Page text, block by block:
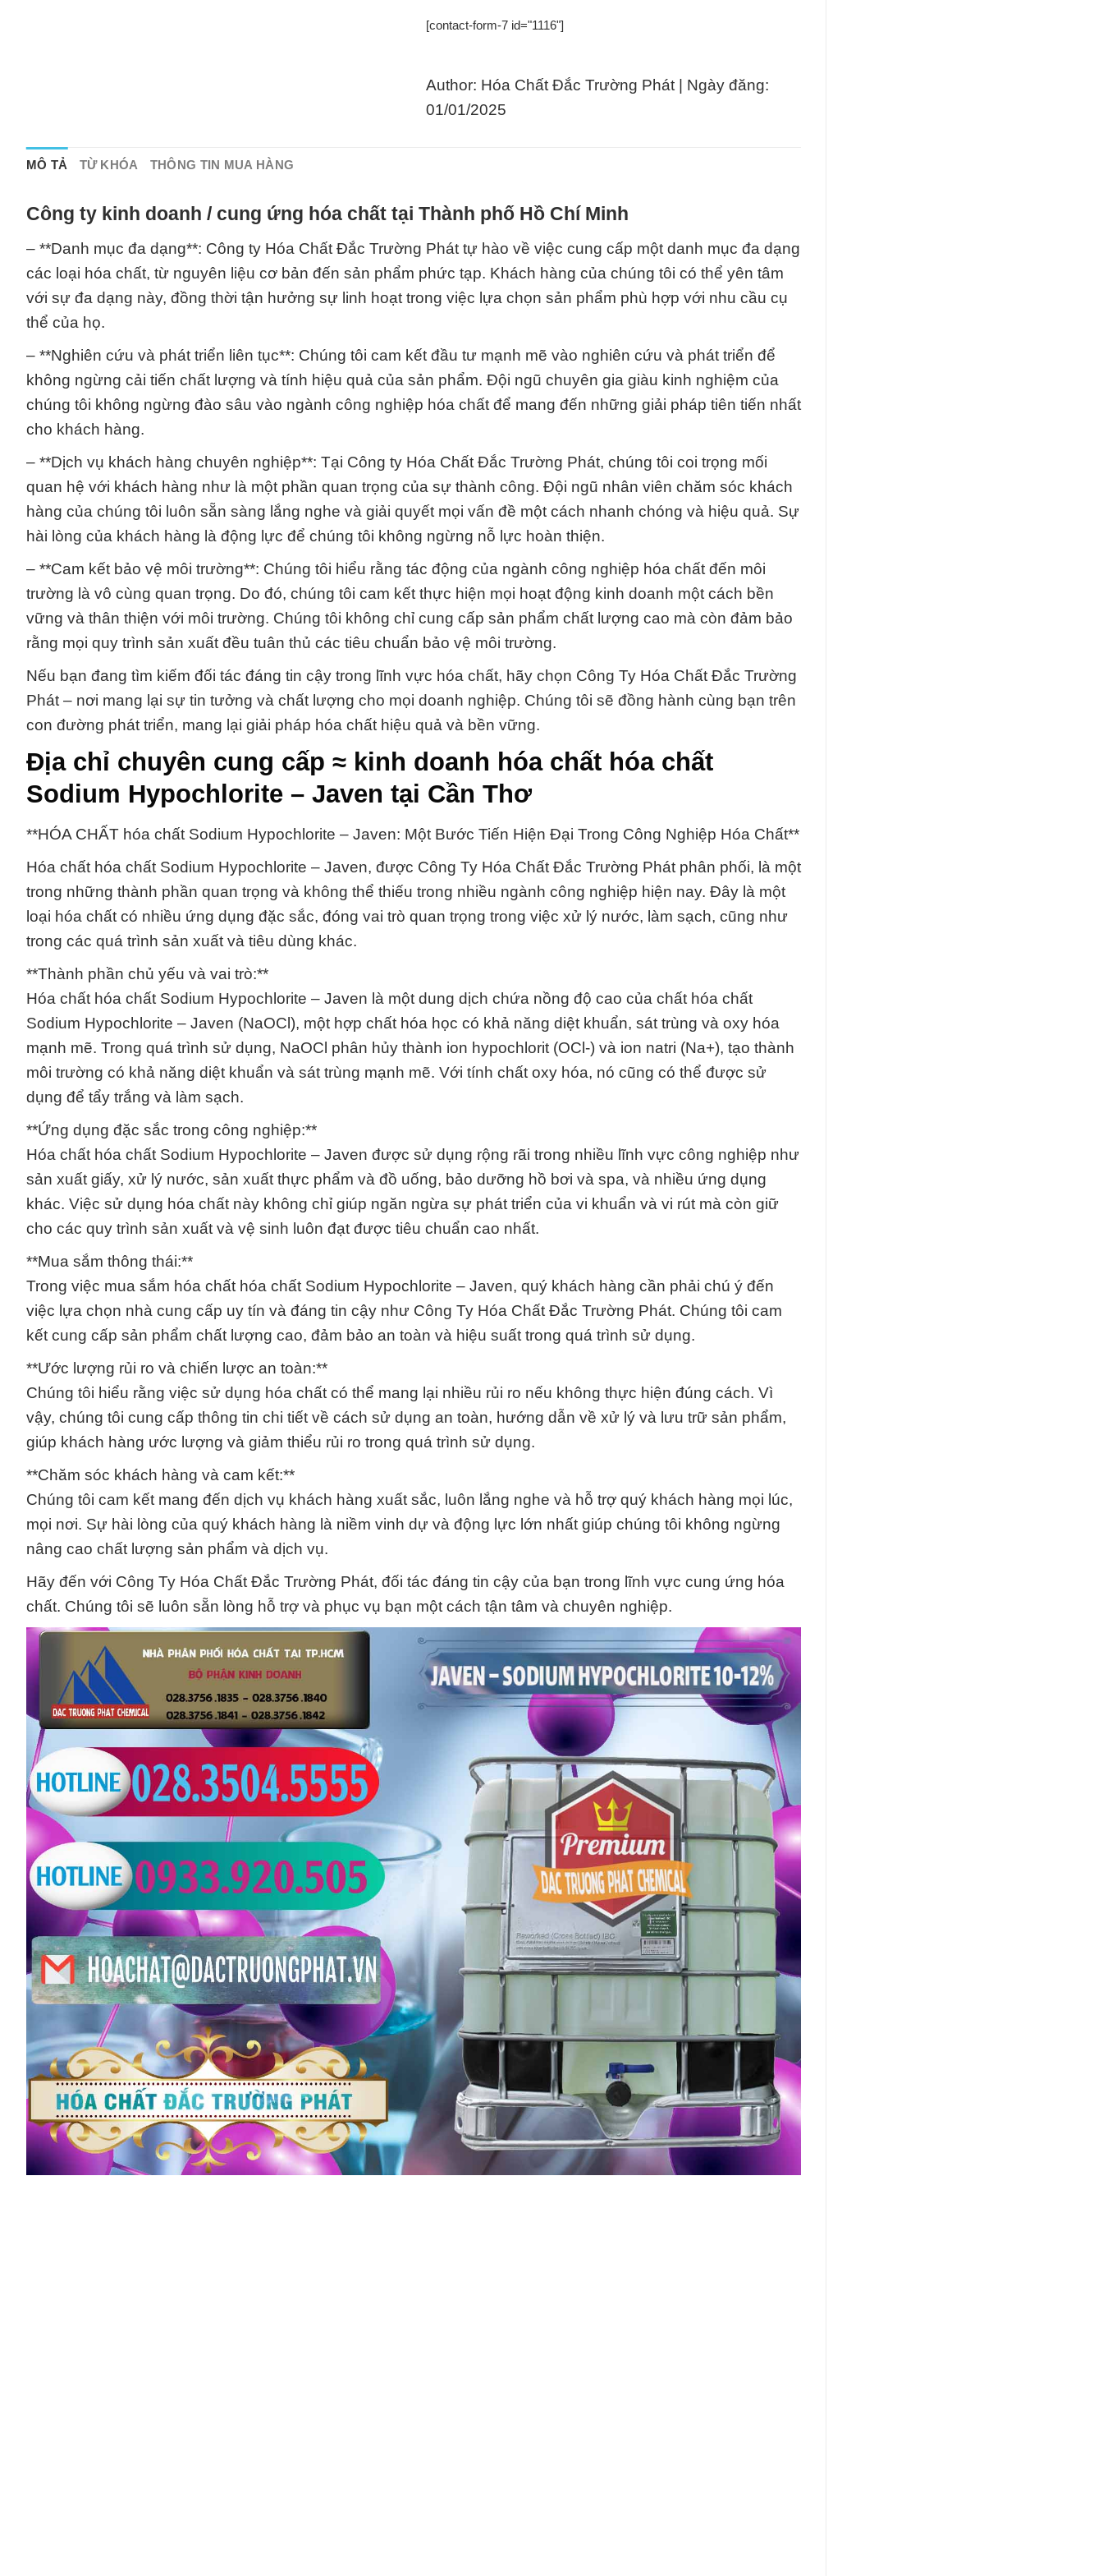
[contact-form-7 id="1116"]
Author: Hóa Chất Đắc Trường Phát | Ngày đăng:
01/01/2025
MÔ TẢ TỪ KHÓA THÔNG TIN MUA HÀNG
Công ty kinh doanh / cung ứng hóa chất tại Thành phố Hồ Chí Minh
– **Danh mục đa dạng**: Công ty Hóa Chất Đắc Trường Phát tự hào về việc cung cấp một danh mục đa dạng
các loại hóa chất, từ nguyên liệu cơ bản đến sản phẩm phức tạp. Khách hàng của chúng tôi có thể yên tâm
với sự đa dạng này, đồng thời tận hưởng sự linh hoạt trong việc lựa chọn sản phẩm phù hợp với nhu cầu cụ
thể của họ.
– **Nghiên cứu và phát triển liên tục**: Chúng tôi cam kết đầu tư mạnh mẽ vào nghiên cứu và phát triển để
không ngừng cải tiến chất lượng và tính hiệu quả của sản phẩm. Đội ngũ chuyên gia giàu kinh nghiệm của
chúng tôi không ngừng đào sâu vào ngành công nghiệp hóa chất để mang đến những giải pháp tiên tiến nhất
cho khách hàng.
– **Dịch vụ khách hàng chuyên nghiệp**: Tại Công ty Hóa Chất Đắc Trường Phát, chúng tôi coi trọng mối
quan hệ với khách hàng như là một phần quan trọng của sự thành công. Đội ngũ nhân viên chăm sóc khách
hàng của chúng tôi luôn sẵn sàng lắng nghe và giải quyết mọi vấn đề một cách nhanh chóng và hiệu quả. Sự
hài lòng của khách hàng là động lực để chúng tôi không ngừng nỗ lực hoàn thiện.
– **Cam kết bảo vệ môi trường**: Chúng tôi hiểu rằng tác động của ngành công nghiệp hóa chất đến môi
trường là vô cùng quan trọng. Do đó, chúng tôi cam kết thực hiện mọi hoạt động kinh doanh một cách bền
vững và thân thiện với môi trường. Chúng tôi không chỉ cung cấp sản phẩm chất lượng cao mà còn đảm bảo
rằng mọi quy trình sản xuất đều tuân thủ các tiêu chuẩn bảo vệ môi trường.
Nếu bạn đang tìm kiếm đối tác đáng tin cậy trong lĩnh vực hóa chất, hãy chọn Công Ty Hóa Chất Đắc Trường
Phát – nơi mang lại sự tin tưởng và chất lượng cho mọi doanh nghiệp. Chúng tôi sẽ đồng hành cùng bạn trên
con đường phát triển, mang lại giải pháp hóa chất hiệu quả và bền vững.
Địa chỉ chuyên cung cấp ≈ kinh doanh hóa chất hóa chất
Sodium Hypochlorite – Javen tại Cần Thơ
**HÓA CHẤT hóa chất Sodium Hypochlorite – Javen: Một Bước Tiến Hiện Đại Trong Công Nghiệp Hóa Chất**
Hóa chất hóa chất Sodium Hypochlorite – Javen, được Công Ty Hóa Chất Đắc Trường Phát phân phối, là một
trong những thành phần quan trọng và không thể thiếu trong nhiều ngành công nghiệp hiện nay. Đây là một
loại hóa chất có nhiều ứng dụng đặc sắc, đóng vai trò quan trọng trong việc xử lý nước, làm sạch, cũng như
trong các quá trình sản xuất và tiêu dùng khác.
**Thành phần chủ yếu và vai trò:**
Hóa chất hóa chất Sodium Hypochlorite – Javen là một dung dịch chứa nồng độ cao của chất hóa chất
Sodium Hypochlorite – Javen (NaOCl), một hợp chất hóa học có khả năng diệt khuẩn, sát trùng và oxy hóa
mạnh mẽ. Trong quá trình sử dụng, NaOCl phân hủy thành ion hypochlorit (OCl-) và ion natri (Na+), tạo thành
môi trường có khả năng diệt khuẩn và sát trùng mạnh mẽ. Với tính chất oxy hóa, nó cũng có thể được sử
dụng để tẩy trắng và làm sạch.
**Ứng dụng đặc sắc trong công nghiệp:**
Hóa chất hóa chất Sodium Hypochlorite – Javen được sử dụng rộng rãi trong nhiều lĩnh vực công nghiệp như
sản xuất giấy, xử lý nước, sản xuất thực phẩm và đồ uống, bảo dưỡng hồ bơi và spa, và nhiều ứng dụng
khác. Việc sử dụng hóa chất này không chỉ giúp ngăn ngừa sự phát triển của vi khuẩn và vi rút mà còn giữ
cho các quy trình sản xuất và vệ sinh luôn đạt được tiêu chuẩn cao nhất.
**Mua sắm thông thái:**
Trong việc mua sắm hóa chất hóa chất Sodium Hypochlorite – Javen, quý khách hàng cần phải chú ý đến
việc lựa chọn nhà cung cấp uy tín và đáng tin cậy như Công Ty Hóa Chất Đắc Trường Phát. Chúng tôi cam
kết cung cấp sản phẩm chất lượng cao, đảm bảo an toàn và hiệu suất trong quá trình sử dụng.
**Ước lượng rủi ro và chiến lược an toàn:**
Chúng tôi hiểu rằng việc sử dụng hóa chất có thể mang lại nhiều rủi ro nếu không thực hiện đúng cách. Vì
vậy, chúng tôi cung cấp thông tin chi tiết về cách sử dụng an toàn, hướng dẫn về xử lý và lưu trữ sản phẩm,
giúp khách hàng ước lượng và giảm thiểu rủi ro trong quá trình sử dụng.
**Chăm sóc khách hàng và cam kết:**
Chúng tôi cam kết mang đến dịch vụ khách hàng xuất sắc, luôn lắng nghe và hỗ trợ quý khách hàng mọi lúc,
mọi nơi. Sự hài lòng của quý khách hàng là niềm vinh dự và động lực lớn nhất giúp chúng tôi không ngừng
nâng cao chất lượng sản phẩm và dịch vụ.
Hãy đến với Công Ty Hóa Chất Đắc Trường Phát, đối tác đáng tin cậy của bạn trong lĩnh vực cung ứng hóa
chất. Chúng tôi sẽ luôn sẵn lòng hỗ trợ và phục vụ bạn một cách tận tâm và chuyên nghiệp.